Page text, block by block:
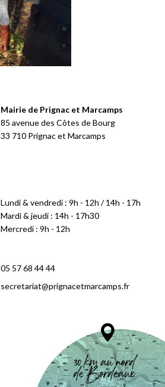
Mairie de Prignac et Marcamps
85 avenue des Côtes de Bourg
33 710 Prignac et Marcamps
Lundi & vendredi : 9h - 12h / 14h - 17h
Mardi & jeudi : 14h - 17h30
Mercredi : 9h - 12h
05 57 68 44 44
secretariat@prignacetmarcamps.fr